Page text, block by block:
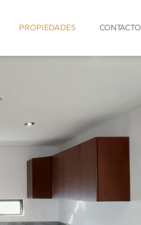
PROPIEDADES CONTACTO